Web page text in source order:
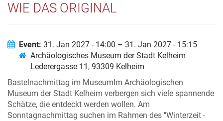
WIE DAS ORIGINAL
Event: 31. Jan 2027 - 14:00 – 31. Jan 2027 - 15:15
Archäologisches Museum der Stadt Kelheim
Lederergasse 11, 93309 Kelheim
Bastelnachmittag im MuseumIm Archäologischen
Museum der Stadt Kelheim verbergen sich viele spannende
Schätze, die entdeckt werden wollen. Am
Sonntagnachmittag suchen im Rahmen des "Winterzeit -